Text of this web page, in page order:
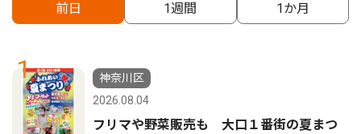
前日 1週間 1か月
1
神奈川区
2026.08.04
フリマや野菜販売も 大口１番街の夏まつ